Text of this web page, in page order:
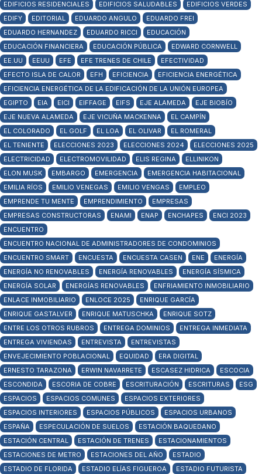
EDIFICIOS RESIDENCIALES
EDIFICIOS SALUDABLES
EDIFICIOS VERDES
EDIFY
EDITORIAL EDUARDO ANGULO
EDUARDO FREI
EDUARDO HERNANDEZ
EDUARDO RICCI
EDUCACIÓN
EDUCACIÓN FINANCIERA
EDUCACIÓN PÚBLICA
EDWARD CORNWELL
EE.UU
EEUU EFE EFE TRENES DE CHILE
EFECTIVIDAD
EFECTO ISLA DE CALOR
EFH EFICIENCIA
EFICIENCIA ENERGÉTICA
EFICIENCIA ENERGÉTICA DE LA EDIFICACIÓN DE LA UNIÓN EUROPEA
EGIPTO
EIA EICI EIFFAGE EIFS EJE ALAMEDA
EJE BIOBÍO
EJE NUEVA ALAMEDA
EJE VICUÑA MACKENNA
EL CAMPÍN
EL COLORADO
EL GOLF EL LOA EL OLIVAR
EL ROMERAL
EL TENIENTE
ELECCIONES 2023 ELECCIONES 2024
ELECCIONES 2025
ELECTRICIDAD
ELECTROMOVILIDAD ELIS REGINA
ELLINIKON
ELON MUSK
EMBARGO EMERGENCIA
EMERGENCIA HABITACIONAL
EMILIA RÍOS
EMILIO VENEGAS EMILIO VENGAS
EMPLEO
EMPRENDE TU MENTE
EMPRENDIMIENTO
EMPRESAS
EMPRESAS CONSTRUCTORAS
ENAMI ENAP ENCHAPES
ENCI 2023
ENCUENTRO
ENCUENTRO NACIONAL DE ADMINISTRADORES DE CONDOMINIOS
ENCUENTRO SMART
ENCUESTA ENCUESTA CASEN ENE
ENERGÍA
ENERGÍA NO RENOVABLES
ENERGÍA RENOVABLES
ENERGÍA SÍSMICA
ENERGÍA SOLAR
ENERGÍAS RENOVABLES
ENFRIAMIENTO INMOBILIARIO
ENLACE INMOBILIARIO
ENLOCE 2025
ENRIQUE GARCÍA
ENRIQUE GASTALVER
ENRIQUE MATUSCHKA
ENRIQUE SOTZ
ENTRE LOS OTROS RUBROS
ENTREGA DOMINIOS
ENTREGA INMEDIATA
ENTREGA VIVIENDAS
ENTREVISTA
ENTREVISTAS
ENVEJECIMIENTO POBLACIONAL
EQUIDAD
ERA DIGITAL
ERNESTO TARAZONA
ERWIN NAVARRETE ESCASEZ HIDRICA
ESCOCIA
ESCONDIDA
ESCORIA DE COBRE ESCRITURACIÓN ESCRITURAS
ESG
ESPACIOS
ESPACIOS COMUNES
ESPACIOS EXTERIORES
ESPACIOS INTERIORES
ESPACIOS PÚBLICOS
ESPACIOS URBANOS
ESPAÑA
ESPECULACIÓN DE SUELOS
ESTACIÓN BAQUEDANO
ESTACIÓN CENTRAL
ESTACIÓN DE TRENES
ESTACIONAMIENTOS
ESTACIONES DE METRO
ESTACIONES DEL AÑO
ESTADIO
ESTADIO DE FLORIDA
ESTADIO ELÍAS FIGUEROA
ESTADIO FUTURISTA